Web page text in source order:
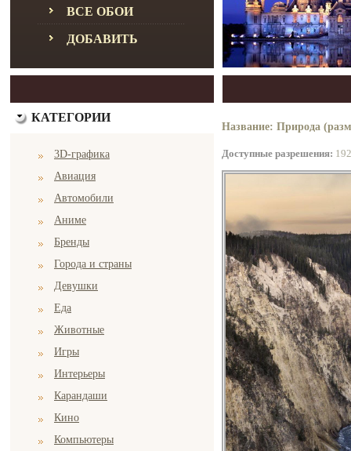
ВСЕ ОБОИ
ДОБАВИТЬ
КАТЕГОРИИ
3D-графика
Авиация
Автомобили
Аниме
Бренды
Города и страны
Девушки
Еда
Животные
Игры
Интерьеры
Карандаши
Кино
Компьютеры
Название: Природа
Доступные разрешения: